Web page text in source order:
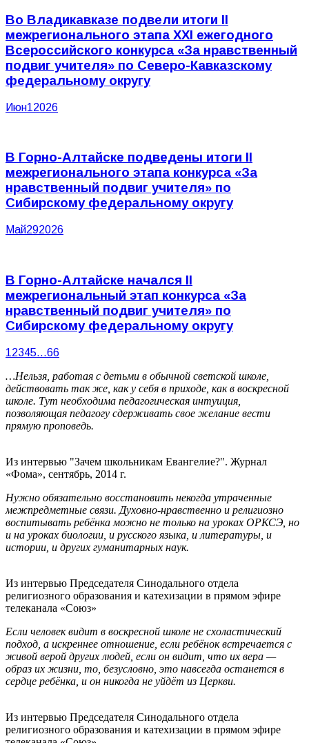
Во Владикавказе подвели итоги II
межрегионального этапа XXI ежегодного
Всероссийского конкурса «За нравственный
подвиг учителя» по Северо-Кавказскому
федеральному округу
Июн12026
В Горно-Алтайске подведены итоги II
межрегионального этапа конкурса «За
нравственный подвиг учителя» по
Сибирскому федеральному округу
Май292026
В Горно-Алтайске начался II
межрегиональный этап конкурса «За
нравственный подвиг учителя» по
Сибирскому федеральному округу
12345…66
…Нельзя, работая с детьми в обычной светской школе,
действовать так же, как у себя в приходе, как в воскресной
школе. Тут необходима педагогическая интуиция,
позволяющая педагогу сдерживать свое желание вести
прямую проповедь.
Из интервью "Зачем школьникам Евангелие?". Журнал
«Фома», сентябрь, 2014 г.
Нужно обязательно восстановить некогда утраченные
межпредметные связи. Духовно-нравственно и религиозно
воспитывать ребёнка можно не только на уроках ОРКСЭ, но
и на уроках биологии, и русского языка, и литературы, и
истории, и других гуманитарных наук.
Из интервью Председателя Синодального отдела
религиозного образования и катехизации в прямом эфире
телеканала «Союз»
Если человек видит в воскресной школе не схоластический
подход, а искреннее отношение, если ребёнок встречается с
живой верой других людей, если он видит, что их вера —
образ их жизни, то, безусловно, это навсегда останется в
сердце ребёнка, и он никогда не уйдёт из Церкви.
Из интервью Председателя Синодального отдела
религиозного образования и катехизации в прямом эфире